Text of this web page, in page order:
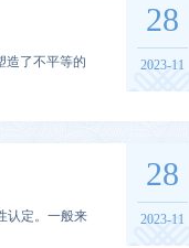
造了不平等的
28
2023-11
认定。一般来
28
2023-11